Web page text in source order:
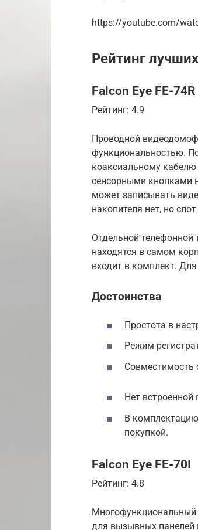
https://youtube.com/
Рейтинг
Falcon Eye FE-74R
Рейтинг: 4.9
Проводной
функциональностью.
коаксиальному кабелю
сенсорными кнопками
может записывать
накопителя нет, но
Отдельной
находятся в самом
входит в комплект.
Достоинства
Простота в
Режим
Совместимость
Нет встроенной
В
покупкой.
Falcon Eye FE-70I
Рейтинг: 4.8
для вызывных панелей